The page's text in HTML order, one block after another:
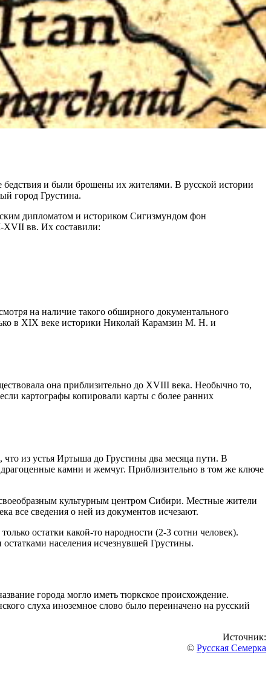
и были брошены их жителями. В русской истории
город Грустина.
дипломатом и историком Сигизмундом фон
XVII вв. Их составили:
на наличие такого обширного документального
в XIX веке историки Николай Карамзин М. Н. и
она приблизительно до XVIII века. Необычно то,
картографы копировали карты с более ранних
из устья Иртыша до Грустины два месяца пути. В
камни и жемчуг. Приблизительно в том же ключе
культурным центром Сибири. Местные жители
все сведения о ней из документов исчезают.
остатки какой-то народности (2-3 сотни человек).
населения исчезнувшей Грустины.
города могло иметь тюркское происхождение.
слуха иноземное слово было переиначено на русский
Источник:
© Русская Семерка